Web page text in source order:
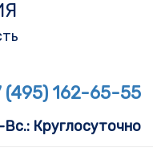
(495) 162-65-55
Вс.: Круглосуточно